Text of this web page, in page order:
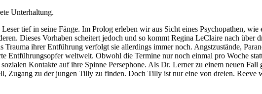
Unterhaltung.
tief in seine Fänge. Im Prolog erleben wir aus Sicht eines Psychopathen,
Dieses Vorhaben scheitert jedoch und so kommt Regina LeClaire nach über
Trauma ihrer Entführung verfolgt sie allerdings immer noch. Angstzustände,
Entführungsopfer weltweit. Obwohl die Termine nur noch einmal pro Woche
Kontakte auf ihre Spinne Persephone. Als Dr. Lerner zu einem neuen
Zugang zu der jungen Tilly zu finden. Doch Tilly ist nur eine von dreien.